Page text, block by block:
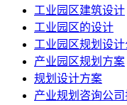
工业园区建筑设计
工业园区的设计
工业园区规划设
产业园区规划方案
规划设计方案
产业规划咨询公司